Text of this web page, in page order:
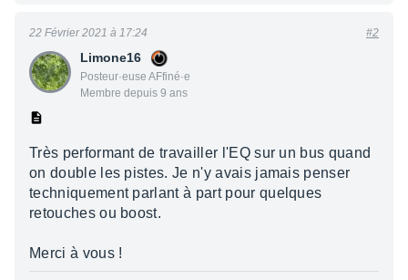
Limone16
Posteur·euse AFfiné·e
Membre depuis 9 ans
22 Février 2021 à 17:24 #2
Très performant de travailler l'EQ sur un bus quand
on double les pistes. Je n'y avais jamais penser
techniquement parlant à part pour quelques
retouches ou boost.
Merci à vous !